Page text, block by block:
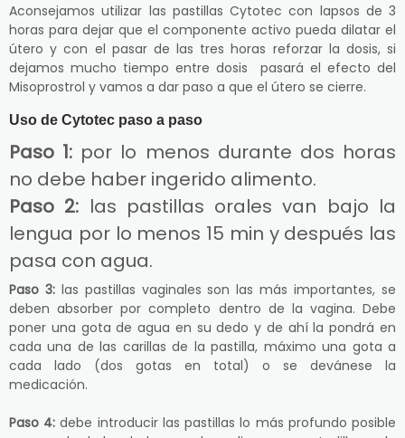
Aconsejamos utilizar las pastillas Cytotec con lapsos de 3
horas para dejar que el componente activo pueda dilatar el
útero y con el pasar de las tres horas reforzar la dosis, si
dejamos mucho tiempo entre dosis pasará el efecto del
Misoprostrol y vamos a dar paso a que el útero se cierre.
Uso de Cytotec paso a paso
Paso 1: por lo menos durante dos horas
no debe haber ingerido alimento.
Paso 2: las pastillas orales van bajo la
lengua por lo menos 15 min y después las
pasa con agua.
Paso 3:las pastillas vaginales son las más importantes, se
deben absorber por completo dentro de la vagina. Debe
poner una gota de agua en su dedo y de ahí la pondrá en
cada una de las carillas de la pastilla, máximo una gota a
cada lado (dos gotas en total) o se devánese la
medicación.
Paso 4: debe introducir las pastillas lo más profundo posible